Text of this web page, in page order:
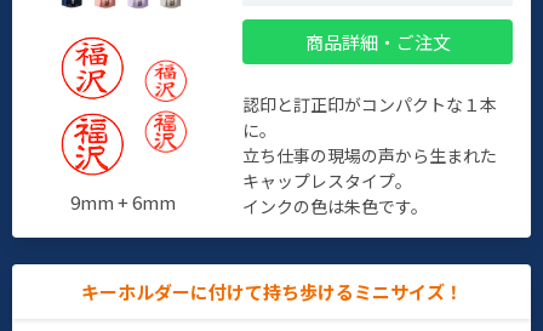
9mm + 6mm
商品詳細・ご注文
認印と訂正印がコンパクトな１本
に。
立ち仕事の現場の声から生まれた
キャップレスタイプ。
インクの色は朱色です。
キーホルダーに付けて持ち歩けるミニサイズ！